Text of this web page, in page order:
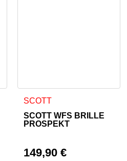
SCOTT
SCOTT WFS BRILLE
PROSPEKT
149,90 €